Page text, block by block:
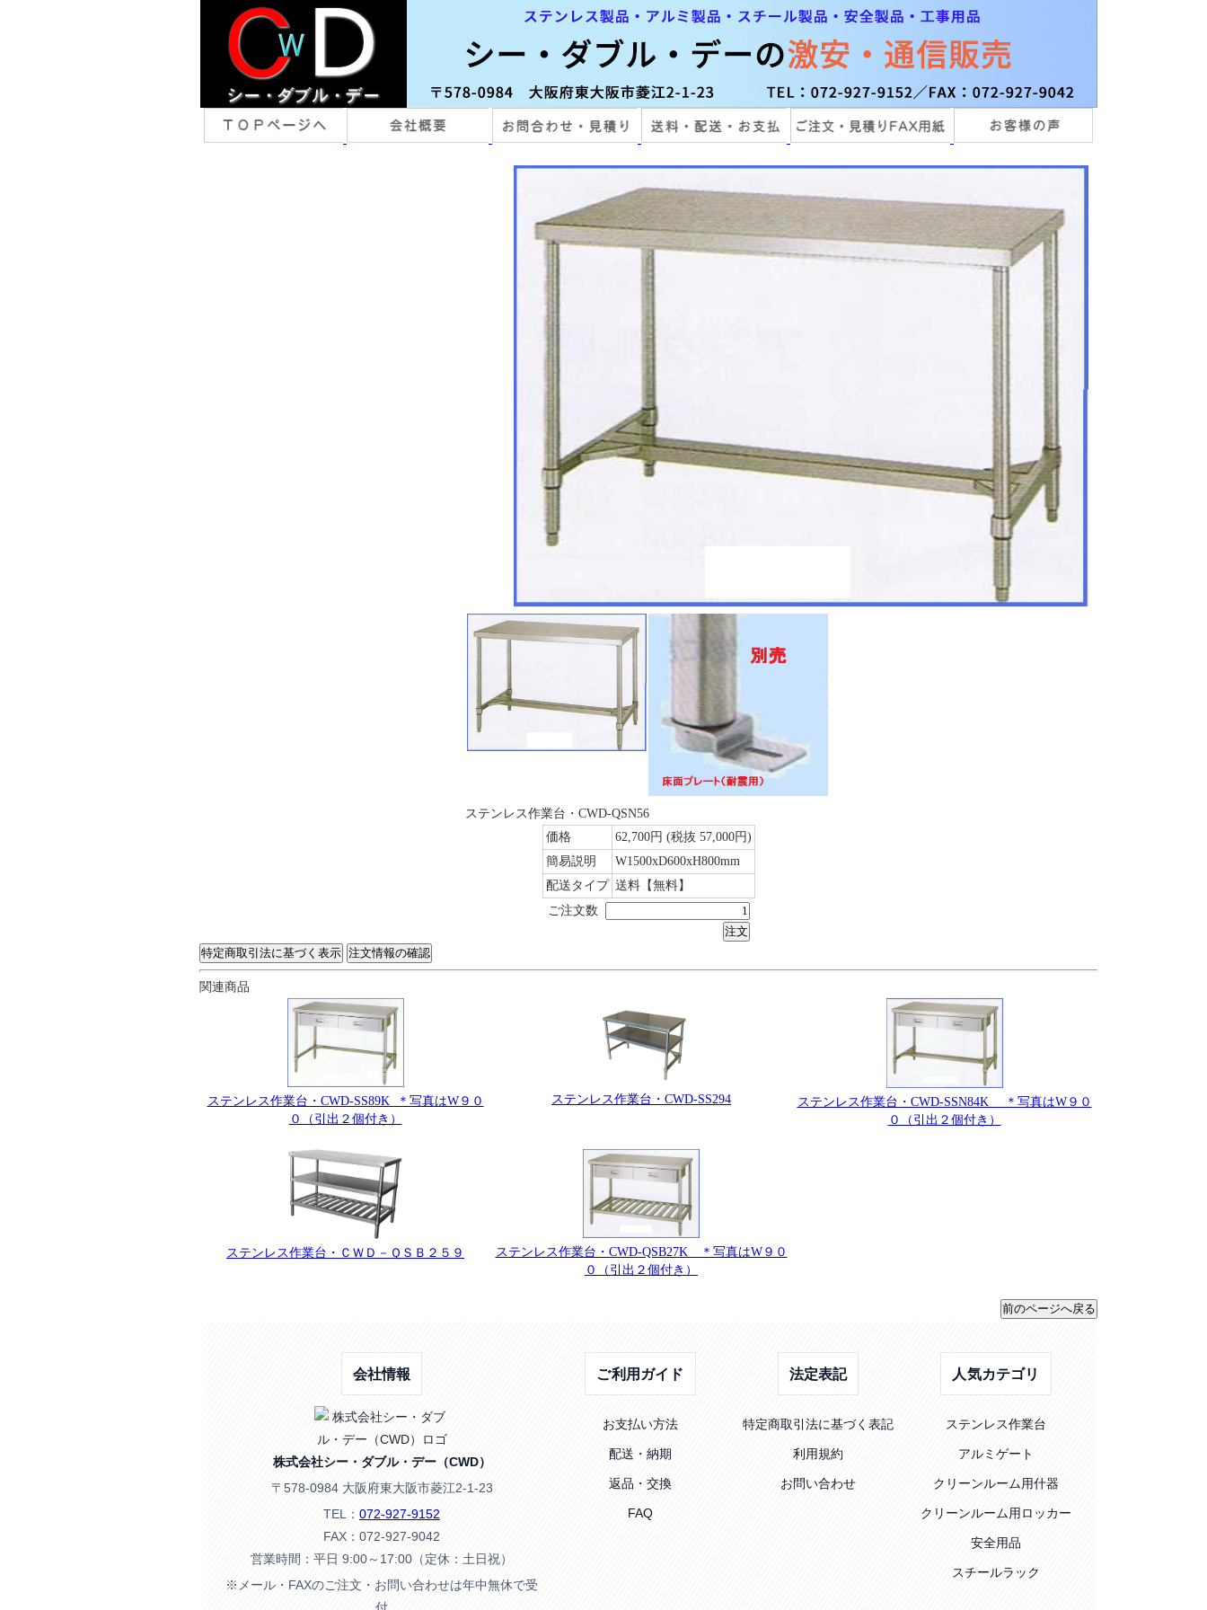
ステンレス作業台・CWD-QSN56
価格
62,700円 (税抜 57,000円)
簡易説明
W1500xD600xH800mm
配送タイプ 送料【無料】
ご注文数
関連商品
ステンレス作業台・CWD-SS89K ＊写真はW９０
０（引出２個付き）
ステンレス作業台・CWD-SS294
ステンレス作業台・CWD-SSN84K ＊写真はW９０
０（引出２個付き）
ステンレス作業台・ＣＷＤ－ＱＳＢ２５９
ステンレス作業台・CWD-QSB27K ＊写真はW９０
０（引出２個付き）
会社情報
株式会社シー・ダブル・デー（CWD）
〒578-0984 大阪府東大阪市菱江2-1-23
TEL： 072-927-9152
FAX：072-927-9042
営業時間：平日 9:00～17:00（定休：土日祝）
※メール・FAXのご注文・お問い合わせは年中無休で受
ご利用ガイド
お支払い方法
配送・納期
返品・交換
FAQ
法定表記
特定商取引法に基づく表記
利用規約
お問い合わせ
人気カテゴリ
ステンレス作業台
アルミゲート
クリーンルーム用什器
クリーンルーム用ロッカー
安全用品
スチールラック